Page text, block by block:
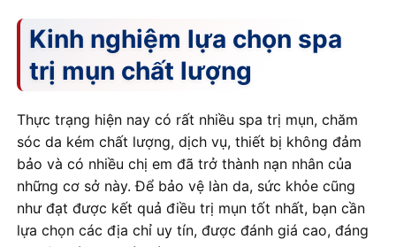
Kinh nghiệm lựa chọn spa
trị mụn chất lượng
Thực trạng hiện nay có rất nhiều spa trị mụn, chăm
sóc da kém chất lượng, dịch vụ, thiết bị không đảm
bảo và có nhiều chị em đã trở thành nạn nhân của
những cơ sở này. Để bảo vệ làn da, sức khỏe cũng
như đạt được kết quả điều trị mụn tốt nhất, bạn cần
lựa chọn các địa chỉ uy tín, được đánh giá cao, đáng